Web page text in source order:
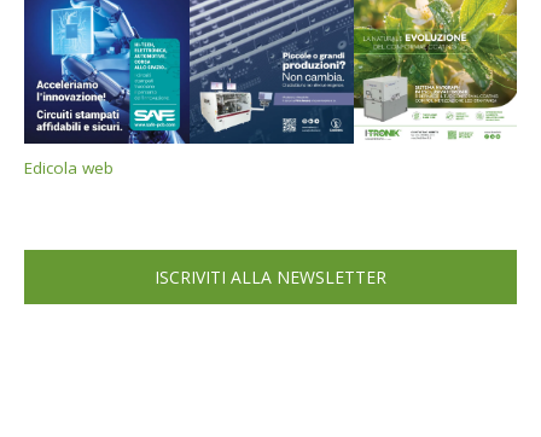
Edicola web
ISCRIVITI ALLA NEWSLETTER